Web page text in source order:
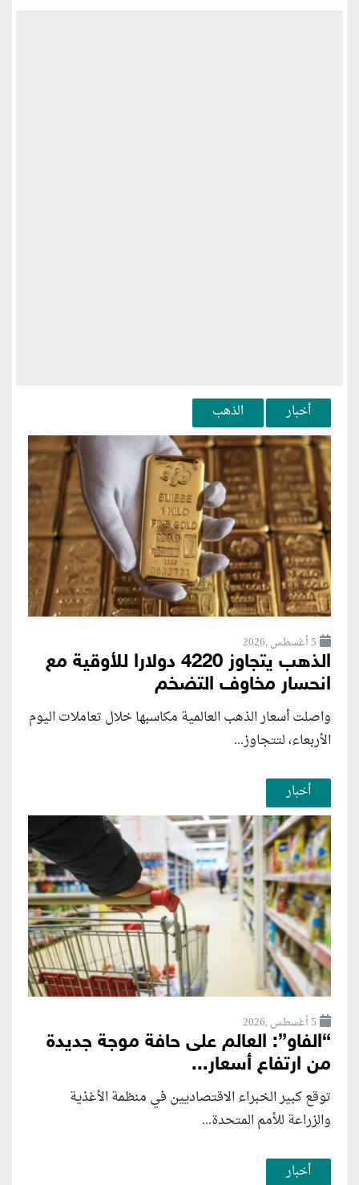
أخبار الذهب
5 أغسطس ,2026
الذهب يتجاوز 4220 دولارا للأوقية مع
انحسار مخاوف التضخم
واصلت أسعار الذهب العالمية مكاسبها خلال تعاملات اليوم
الأربعاء، لتتجاوز...
أخبار
5 أغسطس ,2026
“الفاو”: العالم على حافة موجة جديدة
من ارتفاع أسعار...
توقع كبير الخبراء الاقتصاديين في منظمة الأغذية
والزراعة للأمم المتحدة...
أخبار